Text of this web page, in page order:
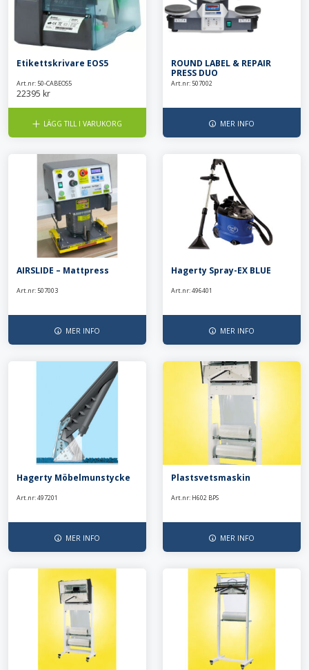
Specialvagnar
Säckställ
Transportskåp
Vagnöverdrag
Vård & Omsorg
Bäddtextilier
Fixeringsbyxor
Haklappar
Handdukar & frotté
Lakansskydd & draglakan
Sittskydd & stolskydd
Skyddskläder & förkläden
Etikettskrivare EOS5
Art.nr: 50-CABEOS5
22395 kr
LÄGG TILL I VARUKORG
ROUND LABEL & REPAIR
PRESS DUO
Art.nr: 507002
MER INFO
AIRSLIDE – Mattpress
Art.nr: 507003
MER INFO
Hagerty Spray-EX BLUE
Art.nr: 496401
MER INFO
Hagerty Möbelmunstycke
Art.nr: 497201
MER INFO
Plastsvetsmaskin
Art.nr: H602 BPS
MER INFO